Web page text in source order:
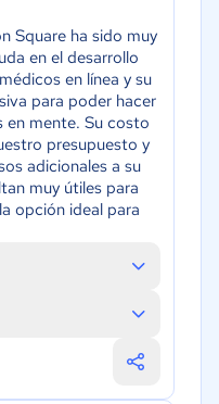
Square ha sido muy
en el desarrollo
en línea y su
para poder hacer
en mente. Su costo
presupuesto y
adicionales a su
muy útiles para
opción ideal para